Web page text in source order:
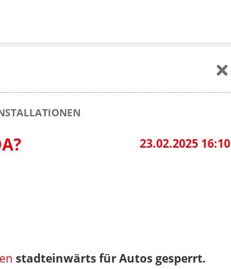
23.02.2025 16:10
stadteinwärts für Autos gesperrt.